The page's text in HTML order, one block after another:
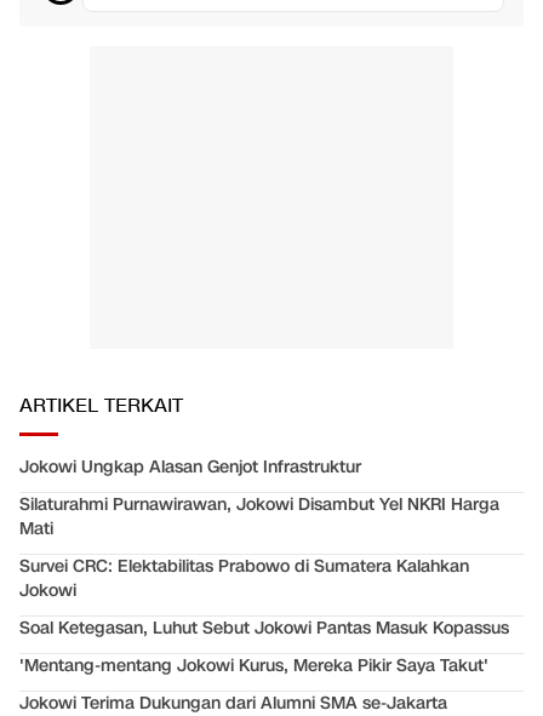
ARTIKEL TERKAIT
Jokowi Ungkap Alasan Genjot Infrastruktur
Silaturahmi Purnawirawan, Jokowi Disambut Yel NKRI Harga
Mati
Survei CRC: Elektabilitas Prabowo di Sumatera Kalahkan
Jokowi
Soal Ketegasan, Luhut Sebut Jokowi Pantas Masuk Kopassus
'Mentang-mentang Jokowi Kurus, Mereka Pikir Saya Takut'
Jokowi Terima Dukungan dari Alumni SMA se-Jakarta